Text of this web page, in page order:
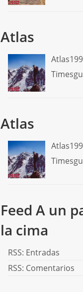
Atlas
Atlas
Feed A un
la cima
RSS: Entradas
RSS: Comentarios